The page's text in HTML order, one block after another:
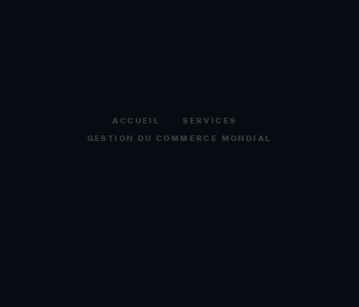
ACCUEIL
SERVICES
GESTION DU COMMERCE MONDIAL